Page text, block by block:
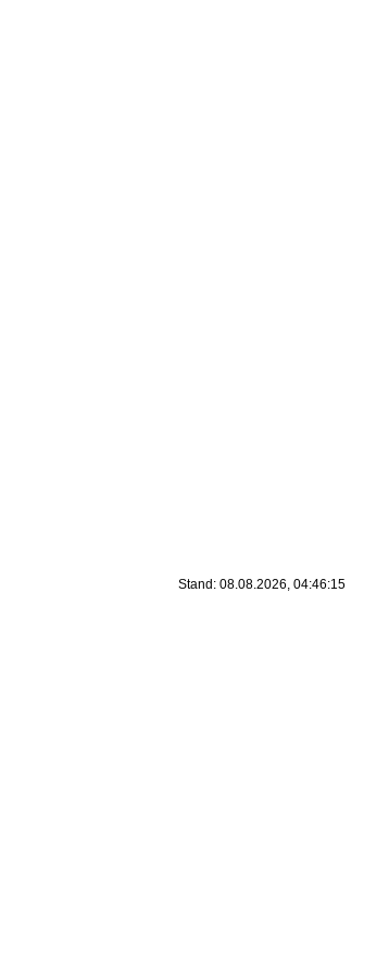
Stand: 08.08.2026, 04:46:15